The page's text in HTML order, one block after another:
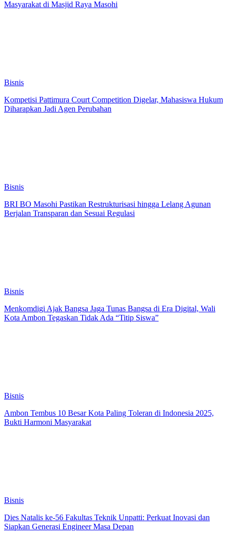
Masyarakat di Masjid Raya Masohi
Bisnis
Kompetisi Pattimura Court Competition Digelar, Mahasiswa Hukum
Diharapkan Jadi Agen Perubahan
Bisnis
BRI BO Masohi Pastikan Restrukturisasi hingga Lelang Agunan
Berjalan Transparan dan Sesuai Regulasi
Bisnis
Menkomdigi Ajak Bangsa Jaga Tunas Bangsa di Era Digital, Wali
Kota Ambon Tegaskan Tidak Ada “Titip Siswa”
Bisnis
Ambon Tembus 10 Besar Kota Paling Toleran di Indonesia 2025,
Bukti Harmoni Masyarakat
Bisnis
Dies Natalis ke-56 Fakultas Teknik Unpatti: Perkuat Inovasi dan
Siapkan Generasi Engineer Masa Depan